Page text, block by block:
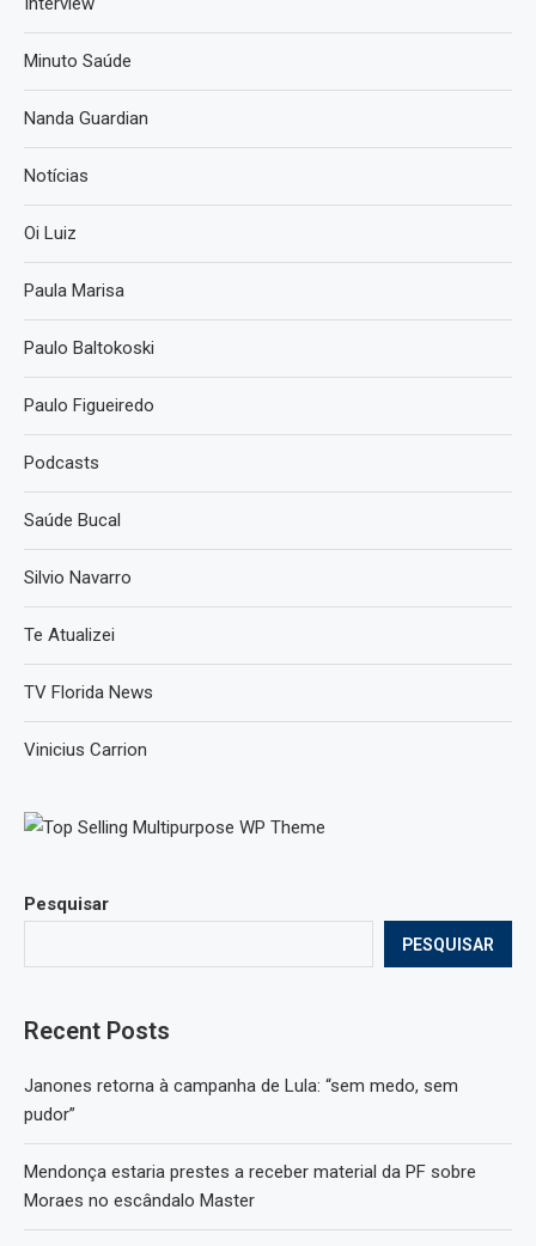
Pesquisar
PESQUISAR
Recent Posts
Janones retorna à campanha de Lula: “sem medo, sem
pudor”
Mendonça estaria prestes a receber material da PF sobre
Moraes no escândalo Master
Minuto Saúde
Nanda Guardian
Notícias
Oi Luiz
Paula Marisa
Paulo Baltokoski
Paulo Figueiredo
Podcasts
Saúde Bucal
Silvio Navarro
Te Atualizei
TV Florida News
Vinicius Carrion